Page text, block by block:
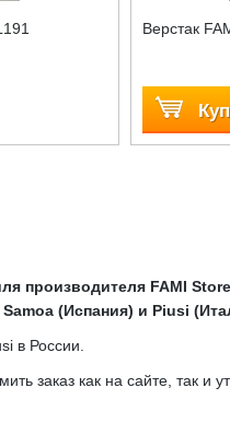
Верстак
производителя FAMI
(Испания) и Piusi
в России.
заказ как на сайте, так и